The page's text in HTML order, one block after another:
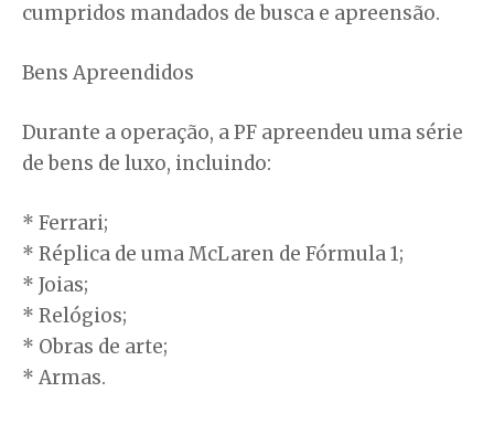
cumpridos mandados de busca e apreensão.
Bens Apreendidos
Durante a operação, a PF apreendeu uma série
de bens de luxo, incluindo:
* Ferrari;
* Réplica de uma McLaren de Fórmula 1;
* Joias;
* Relógios;
* Obras de arte;
* Armas.